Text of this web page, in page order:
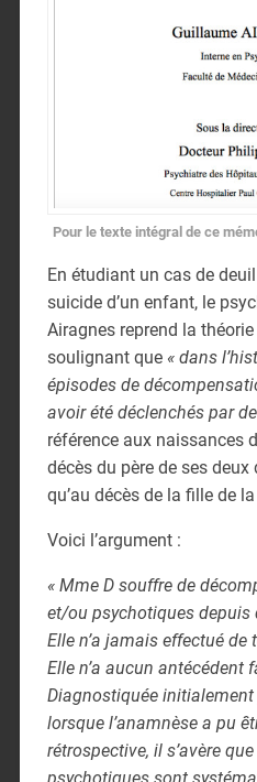
Pour le texte intégral de ce
En étudiant un cas de
suicide d’un enfant, le
Airagnes reprend la
soulignant que « dans
épisodes de
avoir été déclenchés par
référence aux naissances
décès du père de ses
qu’au décès de la fille de
Voici l’argument :
« Mme D souffre de
et/ou psychotiques depuis
Elle n’a jamais effectué de
Elle n’a aucun antécédent
Diagnostiquée
lorsque l’anamnèse a pu
rétrospective, il s’avère